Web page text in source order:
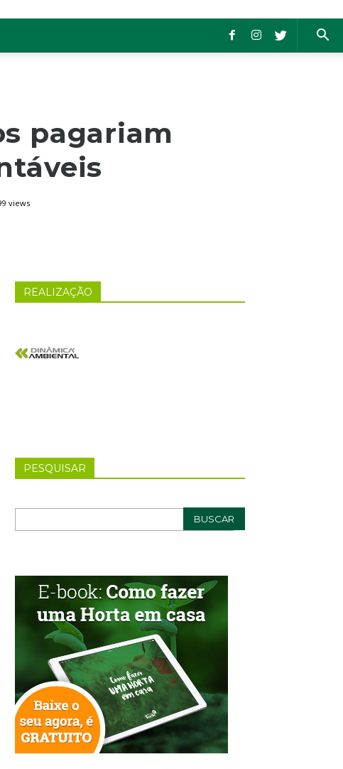
pagariam
views
REALIZAÇÃO
PESQUISAR